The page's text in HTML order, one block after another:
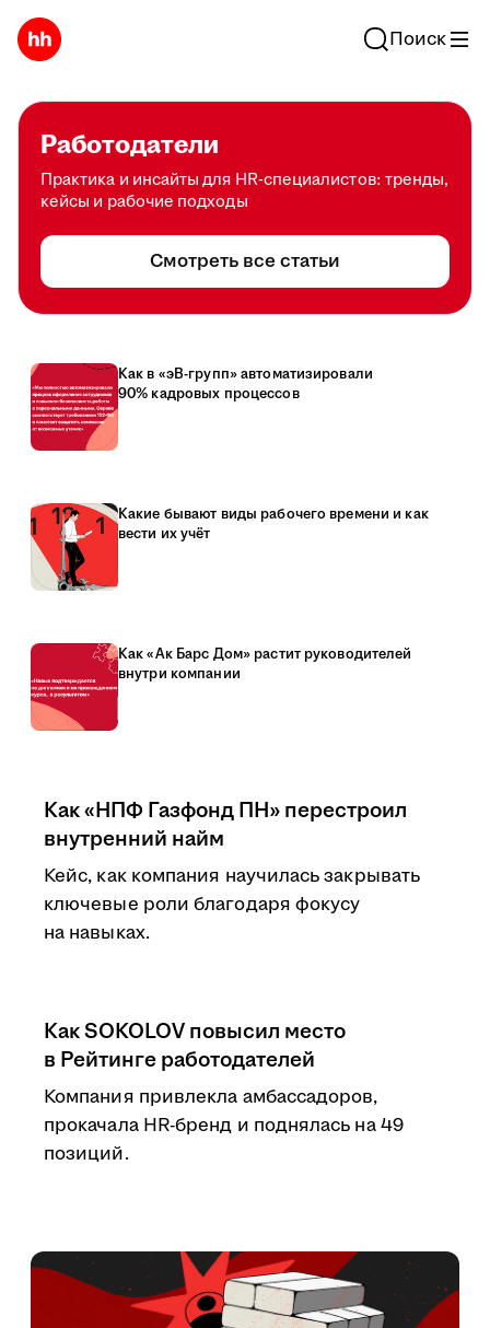
Поиск
Работодатели
Практика и инсайты для HR-специалистов: тренды,
кейсы и рабочие подходы
Смотреть все статьи
Как в «эВ-групп» автоматизировали
90% кадровых процессов
Какие бывают виды рабочего времени и как
вести их учёт
Как «Ак Барс Дом» растит руководителей
внутри компании
Как «НПФ Газфонд ПН» перестроил
внутренний найм
Кейс, как компания научилась закрывать
ключевые роли благодаря фокусу
на навыках.
Как SOKOLOV повысил место
в Рейтинге работодателей
Компания привлекла амбассадоров,
прокачала HR-бренд и поднялась на 49
позиций.